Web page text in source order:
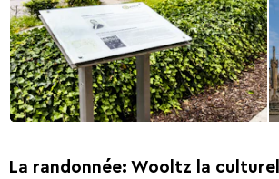
La randonnée: Wooltz la